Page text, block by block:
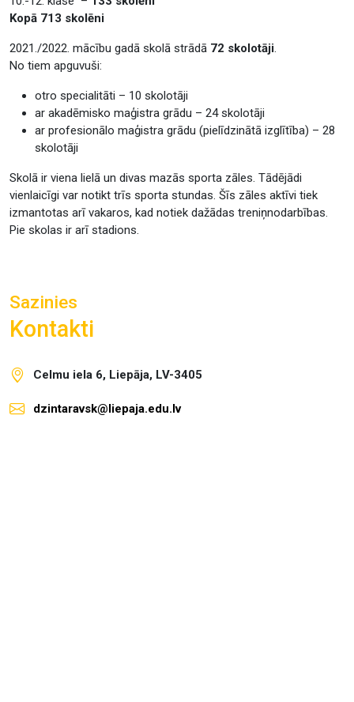
Kopā 713 skolēni
2021./2022. mācību gadā skolā strādā 72 skolotāji.
No tiem apguvuši:
otro specialitāti – 10 skolotāji
ar akadēmisko maģistra grādu – 24 skolotāji
ar profesionālo maģistra grādu (pielīdzinātā izglītība) – 28
skolotāji
Skolā ir viena lielā un divas mazās sporta zāles. Tādējādi
vienlaicīgi var notikt trīs sporta stundas. Šīs zāles aktīvi tiek
izmantotas arī vakaros, kad notiek dažādas treniņnodarbības.
Pie skolas ir arī stadions.
Sazinies
Kontakti
Celmu iela 6, Liepāja, LV-3405
dzintaravsk@liepaja.edu.lv